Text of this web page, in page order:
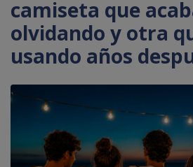
camiseta que
olvidando y otra
usando años